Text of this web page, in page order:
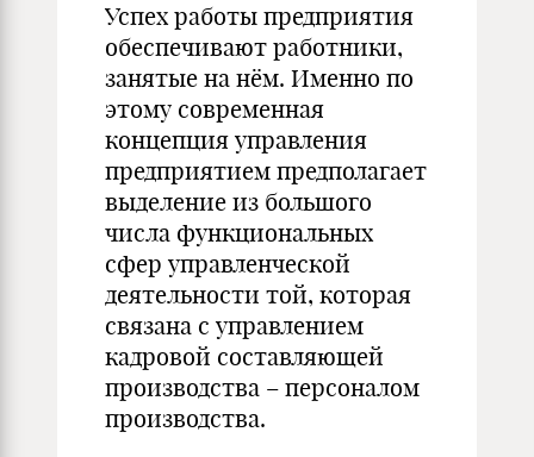
Успех работы предприятия
обеспечивают работники,
занятые на нём. Именно по
этому современная
концепция управления
предприятием предполагает
выделение из большого
числа функциональных
сфер управленческой
деятельности той, которая
связана с управлением
кадровой составляющей
производства – персоналом
производства.